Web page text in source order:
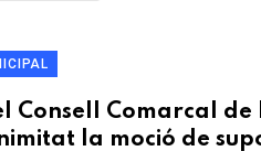
Consell Comarcal
la moció de